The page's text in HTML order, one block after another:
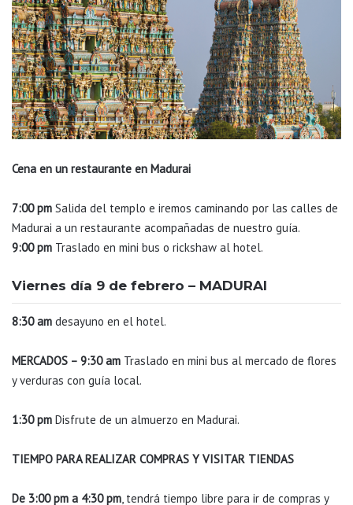
Cena en un restaurante en Madurai
7:00 pm Salida del templo e iremos caminando por las calles de
Madurai a un restaurante acompañadas de nuestro guía.
9:00 pm Traslado en mini bus o rickshaw al hotel.
Viernes día 9 de febrero – MADURAI
8:30 am desayuno en el hotel.
MERCADOS – 9:30 am Traslado en mini bus al mercado de flores
y verduras con guía local.
1:30 pm Disfrute de un almuerzo en Madurai.
TIEMPO PARA REALIZAR COMPRAS Y VISITAR TIENDAS
De 3:00 pm a 4:30 pm , tendrá tiempo libre para ir de compras y